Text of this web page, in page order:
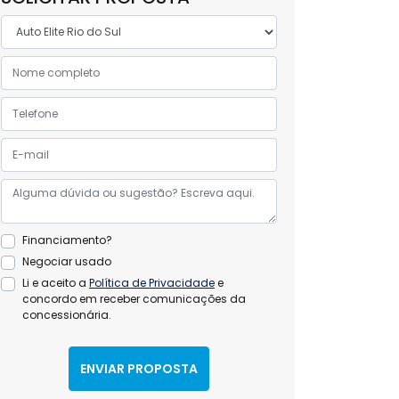
Financiamento?
Negociar usado
Li e aceito a Política de Privacidadee
concordo em receber comunicações da
concessionária.
ENVIAR PROPOSTA